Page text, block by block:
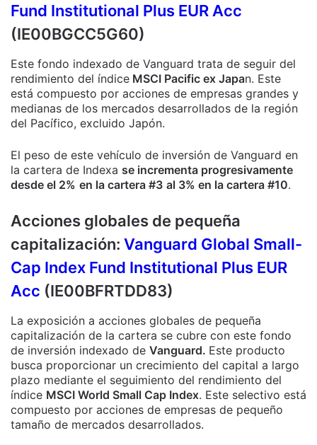
Fund Institutional Plus EUR Acc
(IE00BGCC5G60)
Este fondo indexado de Vanguard trata de seguir del
rendimiento del índice MSCI Pacific ex Japan. Este
está compuesto por acciones de empresas grandes y
medianas de los mercados desarrollados de la región
del Pacífico, excluido Japón.
El peso de este vehículo de inversión de Vanguard en
la cartera de Indexa se incrementa progresivamente
desde el 2% en la cartera #3 al 3% en la cartera #10.
Acciones globales de pequeña
capitalización: Vanguard Global Small-
Cap Index Fund Institutional Plus EUR
Acc (IE00BFRTDD83)
La exposición a acciones globales de pequeña
capitalización de la cartera se cubre con este fondo
de inversión indexado de Vanguard. Este producto
busca proporcionar un crecimiento del capital a largo
plazo mediante el seguimiento del rendimiento del
índice MSCI World Small Cap Index. Este selectivo está
compuesto por acciones de empresas de pequeño
tamaño de mercados desarrollados.